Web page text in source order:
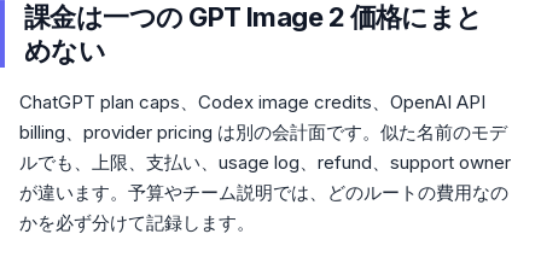
課金は一つの GPT Image 2 価格にまと
めない
ChatGPT plan caps、Codex image credits、OpenAI API
billing、provider pricing は別の会計面です。似た名前のモデ
ルでも、上限、支払い、usage log、refund、support owner
が違います。予算やチーム説明では、どのルートの費用なの
かを必ず分けて記録します。